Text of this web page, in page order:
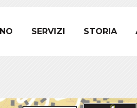
SERVIZI STORIA